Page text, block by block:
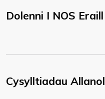
Dolenni I NOS Eraill
Cysylltiadau Allanol